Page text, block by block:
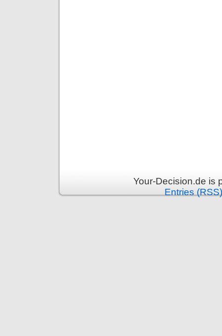
Your-Decision.de is
Entries (RSS)